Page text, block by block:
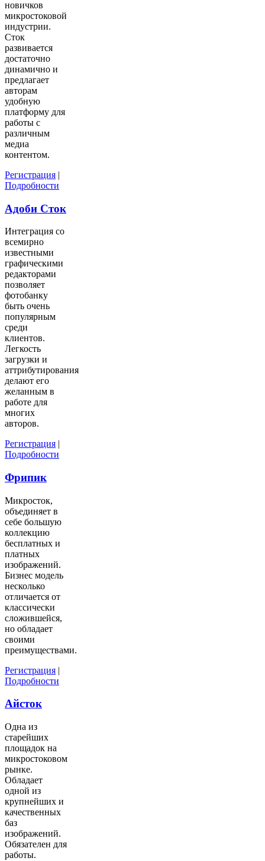
новичков
микростоковой
индустрии.
Сток
развивается
достаточно
динамично и
предлагает
авторам
удобную
платформу для
работы с
различным
медиа
контентом.
Регистрация |
Подробности
Адоби Сток
Интеграция со
всемирно
известными
графическими
редакторами
позволяет
фотобанку
быть очень
популярным
среди
клиентов.
Легкость
загрузки и
аттрибутирования
делают его
желанным в
работе для
многих
авторов.
Регистрация |
Подробности
Фрипик
Микросток,
объединяет в
себе большую
коллекцию
бесплатных и
платных
изображений.
Бизнес модель
несколько
отличается от
классически
сложившейся,
но обладает
своими
преимуществами.
Регистрация |
Подробности
Айсток
Одна из
старейших
площадок на
микростоковом
рынке.
Обладает
одной из
крупнейших и
качественных
баз
изображений.
Обязателен для
работы.